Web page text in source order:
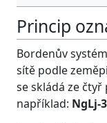
Princip
Bordenův
sítě podle
se skládá ze
například: NgLj-3